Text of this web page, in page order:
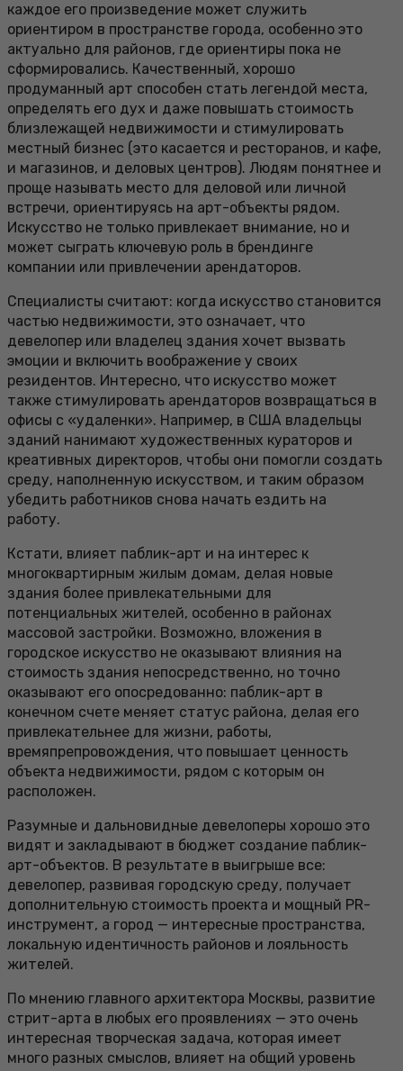
каждое его произведение может служить
ориентиром в пространстве города, особенно это
актуально для районов, где ориентиры пока не
сформировались. Качественный, хорошо
продуманный арт способен стать легендой места,
определять его дух и даже повышать стоимость
близлежащей недвижимости и стимулировать
местный бизнес (это касается и ресторанов, и кафе,
и магазинов, и деловых центров). Людям понятнее и
проще называть место для деловой или личной
встречи, ориентируясь на арт-объекты рядом.
Искусство не только привлекает внимание, но и
может сыграть ключевую роль в брендинге
компании или привлечении арендаторов.
Специалисты считают: когда искусство становится
частью недвижимости, это означает, что
девелопер или владелец здания хочет вызвать
эмоции и включить воображение у своих
резидентов. Интересно, что искусство может
также стимулировать арендаторов возвращаться в
офисы с «удаленки». Например, в США владельцы
зданий нанимают художественных кураторов и
креативных директоров, чтобы они помогли создать
среду, наполненную искусством, и таким образом
убедить работников снова начать ездить на
работу.
Кстати, влияет паблик-арт и на интерес к
многоквартирным жилым домам, делая новые
здания более привлекательными для
потенциальных жителей, особенно в районах
массовой застройки. Возможно, вложения в
городское искусство не оказывают влияния на
стоимость здания непосредственно, но точно
оказывают его опосредованно: паблик-арт в
конечном счете меняет статус района, делая его
привлекательнее для жизни, работы,
времяпрепровождения, что повышает ценность
объекта недвижимости, рядом с которым он
расположен.
Разумные и дальновидные девелоперы хорошо это
видят и закладывают в бюджет создание паблик-
арт-объектов. В результате в выигрыше все:
девелопер, развивая городскую среду, получает
дополнительную стоимость проекта и мощный PR-
инструмент, а город — интересные пространства,
локальную идентичность районов и лояльность
жителей.
По мнению главного архитектора Москвы, развитие
стрит-арта в любых его проявлениях — это очень
интересная творческая задача, которая имеет
много разных смыслов, влияет на общий уровень